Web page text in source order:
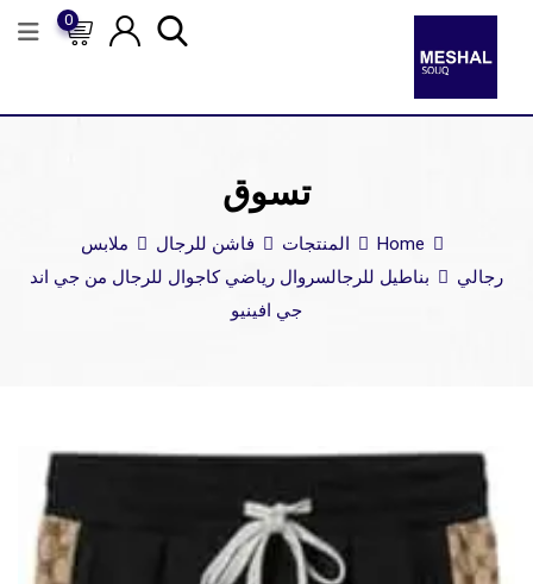
0
تسوق
Home المنتجات فاشن للرجال
ملابس
رجالي
بناطيل للرجالسروال رياضي كاجوال للرجال من جي اند
جي افينيو